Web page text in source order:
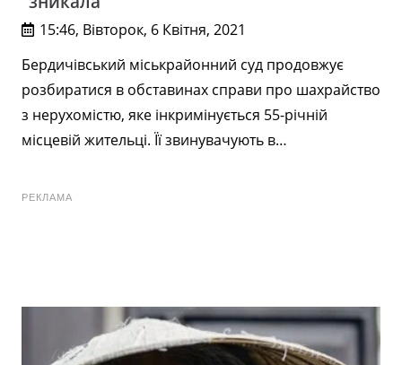
15:46, Вівторок, 6 Квітня, 2021
Бердичівський міськрайонний суд продовжує
розбиратися в обставинах справи про шахрайство
з нерухомістю, яке інкримінується 55-річній
місцевій жительці. Її звинувачують в…
РЕКЛАМА